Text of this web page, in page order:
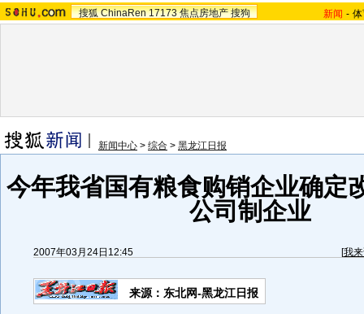
搜狐 ChinaRen 17173 焦点房地产 搜狗 新闻 -
新闻中心 > 综合 > 黑龙江日报
今年我省国有粮食购销企业确定
公司制企业
2007年03月24日12:45 [我
来源：东北网-黑龙江日报